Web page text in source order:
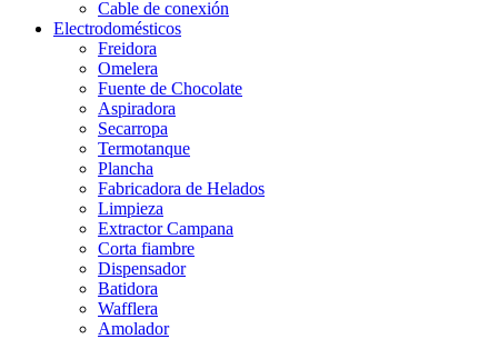
Cable de conexión
Electrodomésticos
Freidora
Omelera
Fuente de Chocolate
Aspiradora
Secarropa
Termotanque
Plancha
Fabricadora de Helados
Limpieza
Extractor Campana
Corta fiambre
Dispensador
Batidora
Wafflera
Amolador